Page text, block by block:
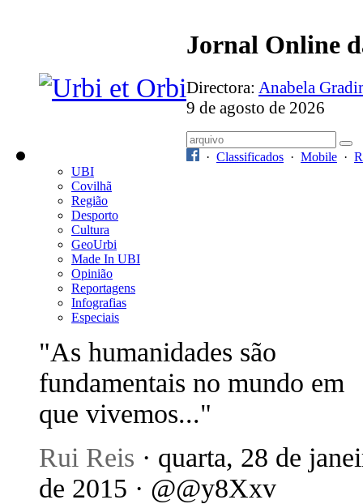
Jornal Online
Directora: Anabela
9 de agosto de 2026
· Classificados · Mobile ·
UBI
Covilhã
Região
Desporto
Cultura
GeoUrbi
Made In UBI
Opinião
Reportagens
Infografias
Especiais
"As humanidades são
fundamentais no mundo em
que vivemos..."
Rui Reis · quarta, 28 de
de 2015 · @@y8Xxv